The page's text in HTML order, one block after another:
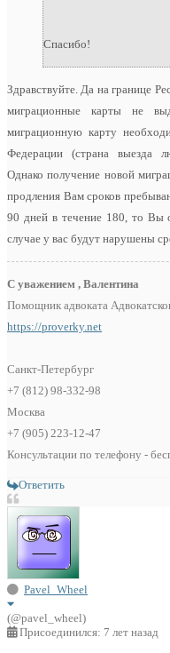
Спасибо!
Здравствуйте. Да на границе
миграционные карты не
миграционную карту
Федерации (страна выезда
Однако получение новой
продления Вам сроков
90 дней в течение 180, то Вы
случае у вас будут нарушены
С уважением , Валентина
Помощник адвоката
https://proverky.net
Санкт-Петербург
+7 (812) 98-332-98
Москва
+7 (905) 223-12-47
Консультации по телефону -
Ответить
Pavel_Wheel
(@pavel_wheel)
Присоединился: 7 лет назад